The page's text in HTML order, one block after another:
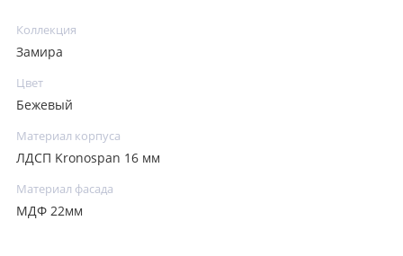
Коллекция
Замира
Цвет
Бежевый
Материал корпуса
ЛДСП Kronospan 16 мм
Материал фасада
МДФ 22мм